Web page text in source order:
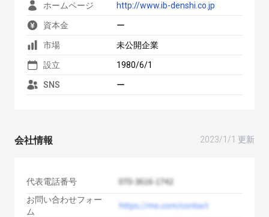
ホームページ http://www.ib-denshi.co.jp
資本金 ー
市場 未公開企業
設立 1980/6/1
SNS ー
会社情報 2023/1/1 更新
代表電話番号
お問い合わせフォー
ム